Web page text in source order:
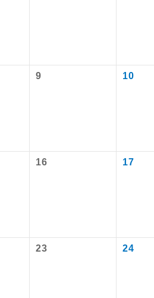
9 10
16 17
23 24
要となります。
）まで同行しま
あります。